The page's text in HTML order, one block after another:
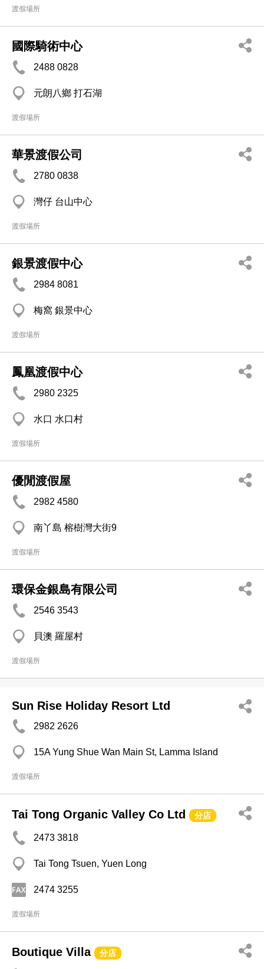
渡假場所
國際騎術中心
2488 0828
元朗八鄉 打石湖
渡假場所
華景渡假公司
2780 0838
灣仔 台山中心
渡假場所
銀景渡假中心
2984 8081
梅窩 銀景中心
渡假場所
鳳凰渡假中心
2980 2325
水口 水口村
渡假場所
優閒渡假屋
2982 4580
南丫島 榕樹灣大街9
渡假場所
環保金銀島有限公司
2546 3543
貝澳 羅屋村
渡假場所
Sun Rise Holiday Resort Ltd
2982 2626
15A Yung Shue Wan Main St, Lamma Island
渡假場所
Tai Tong Organic Valley Co Ltd 分店
2473 3818
Tai Tong Tsuen, Yuen Long
2474 3255
渡假場所
Boutique Villa 分店